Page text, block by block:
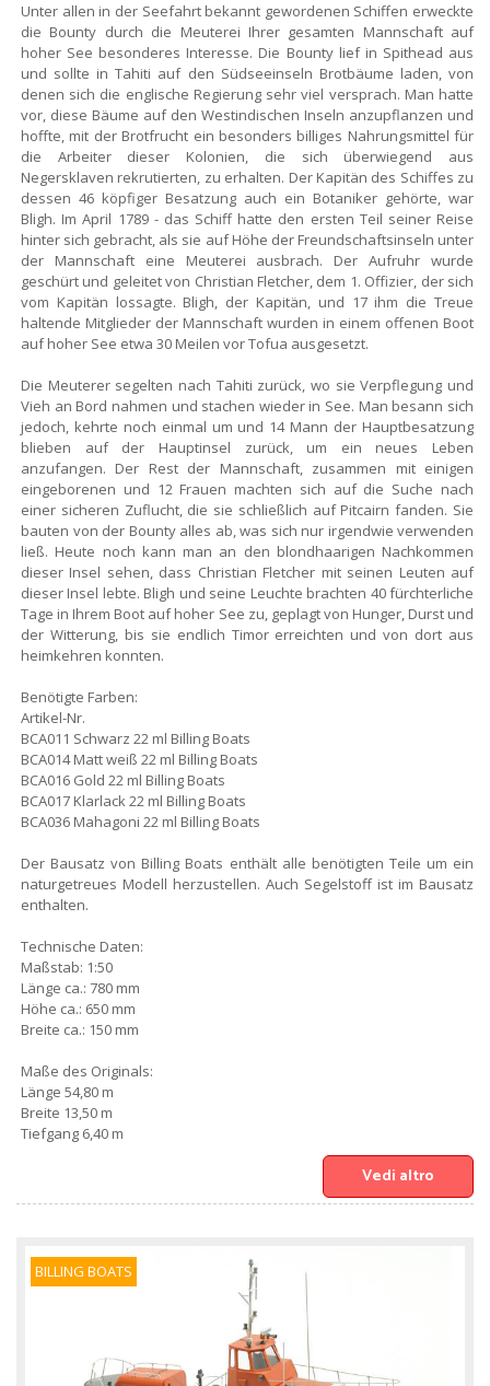
Unter allen in der Seefahrt bekannt gewordenen Schiffen erweckte
die Bounty durch die Meuterei Ihrer gesamten Mannschaft auf
hoher See besonderes Interesse. Die Bounty lief in Spithead aus
und sollte in Tahiti auf den Südseeinseln Brotbäume laden, von
denen sich die englische Regierung sehr viel versprach. Man hatte
vor, diese Bäume auf den Westindischen Inseln anzupflanzen und
hoffte, mit der Brotfrucht ein besonders billiges Nahrungsmittel für
die Arbeiter dieser Kolonien, die sich überwiegend aus
Negersklaven rekrutierten, zu erhalten. Der Kapitän des Schiffes zu
dessen 46 köpfiger Besatzung auch ein Botaniker gehörte, war
Bligh. Im April 1789 - das Schiff hatte den ersten Teil seiner Reise
hinter sich gebracht, als sie auf Höhe der Freundschaftsinseln unter
der Mannschaft eine Meuterei ausbrach. Der Aufruhr wurde
geschürt und geleitet von Christian Fletcher, dem 1. Offizier, der sich
vom Kapitän lossagte. Bligh, der Kapitän, und 17 ihm die Treue
haltende Mitglieder der Mannschaft wurden in einem offenen Boot
auf hoher See etwa 30 Meilen vor Tofua ausgesetzt.
Die Meuterer segelten nach Tahiti zurück, wo sie Verpflegung und
Vieh an Bord nahmen und stachen wieder in See. Man besann sich
jedoch, kehrte noch einmal um und 14 Mann der Hauptbesatzung
blieben auf der Hauptinsel zurück, um ein neues Leben
anzufangen. Der Rest der Mannschaft, zusammen mit einigen
eingeborenen und 12 Frauen machten sich auf die Suche nach
einer sicheren Zuflucht, die sie schließlich auf Pitcairn fanden. Sie
bauten von der Bounty alles ab, was sich nur irgendwie verwenden
ließ. Heute noch kann man an den blondhaarigen Nachkommen
dieser Insel sehen, dass Christian Fletcher mit seinen Leuten auf
dieser Insel lebte. Bligh und seine Leuchte brachten 40 fürchterliche
Tage in Ihrem Boot auf hoher See zu, geplagt von Hunger, Durst und
der Witterung, bis sie endlich Timor erreichten und von dort aus
heimkehren konnten.
Benötigte Farben:
Artikel-Nr.
BCA011 Schwarz 22 ml Billing Boats
BCA014 Matt weiß 22 ml Billing Boats
BCA016 Gold 22 ml Billing Boats
BCA017 Klarlack 22 ml Billing Boats
BCA036 Mahagoni 22 ml Billing Boats
Der Bausatz von Billing Boats enthält alle benötigten Teile um ein
naturgetreues Modell herzustellen. Auch Segelstoff ist im Bausatz
enthalten.
Technische Daten:
Maßstab: 1:50
Länge ca.: 780 mm
Höhe ca.: 650 mm
Breite ca.: 150 mm
Maße des Originals:
Länge 54,80 m
Breite 13,50 m
Tiefgang 6,40 m
Vedi altro
BILLING BOATS